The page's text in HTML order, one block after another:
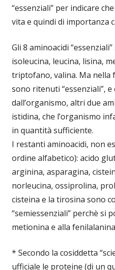
“essenziali” per indicare
vita e quindi di importanza
Gli 8 aminoacidi
isoleucina, leucina, lisina,
triptofano, valina. Ma nella
sono ritenuti “essenziali”,
dall’organismo, altri due
istidina, che l’organismo
in quantità sufficiente.
I restanti aminoacidi, non
ordine alfabetico): acido
arginina, asparagina,
norleucina, ossiprolina,
cisteina e la tirosina sono
“semiessenziali” perchè si
metionina e alla
* Secondo la cosiddetta
ufficiale le proteine (di un